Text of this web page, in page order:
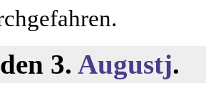
den 3. Augustj.